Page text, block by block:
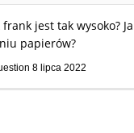
jest tak wysoko?
papierów?
8 lipca 2022